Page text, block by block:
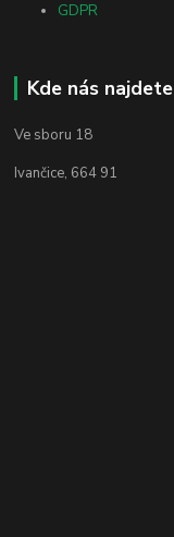
GDPR
Kde nás najdete
Ve sboru 18
Ivančice, 664 91